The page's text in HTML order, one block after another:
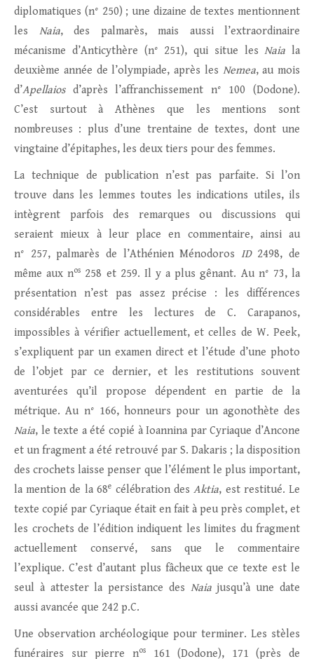
diplomatiques (n° 250) ; une dizaine de textes mentionnent
les Naia, des palmarès, mais aussi l’extraordinaire
mécanisme d’Anticythère (n° 251), qui situe lesNaia la
deuxième année de l’olympiade, après les Nemea, au mois
d’Apellaiosd’après l’affranchissement n° 100 (Dodone).
C’est surtout à Athènes que les mentions sont
nombreuses : plus d’une trentaine de textes, dont une
vingtaine d’épitaphes, les deux tiers pour des femmes.
La technique de publication n’est pas parfaite. Si l’on
trouve dans les lemmes toutes les indications utiles, ils
intègrent parfois des remarques ou discussions qui
seraient mieux à leur place en commentaire, ainsi au
n° 257, palmarès de l’Athénien Ménodoros ID2498, de
même aux nos 258 et 259. Il y a plus gênant. Au n° 73, la
présentation n’est pas assez précise : les différences
considérables entre les lectures de C. Carapanos,
impossibles à vérifier actuellement, et celles de W. Peek,
s’expliquent par un examen direct et l’étude d’une photo
de l’objet par ce dernier, et les restitutions souvent
aventurées qu’il propose dépendent en partie de la
métrique. Au n° 166, honneurs pour un agonothète des
Naia, le texte a été copié à Ioannina par Cyriaque d’Ancone
et un fragment a été retrouvé par S. Dakaris ; la disposition
des crochets laisse penser que l’élément le plus important,
la mention de la 68e célébration desAktia, est restitué. Le
texte copié par Cyriaque était en fait à peu près complet, et
les crochets de l’édition indiquent les limites du fragment
actuellement conservé, sans que le commentaire
l’explique. C’est d’autant plus fâcheux que ce texte est le
seul à attester la persistance des Naiajusqu’à une date
aussi avancée que 242 p.C.
Une observation archéologique pour terminer. Les stèles
funéraires sur pierre nos161 (Dodone), 171 (près de